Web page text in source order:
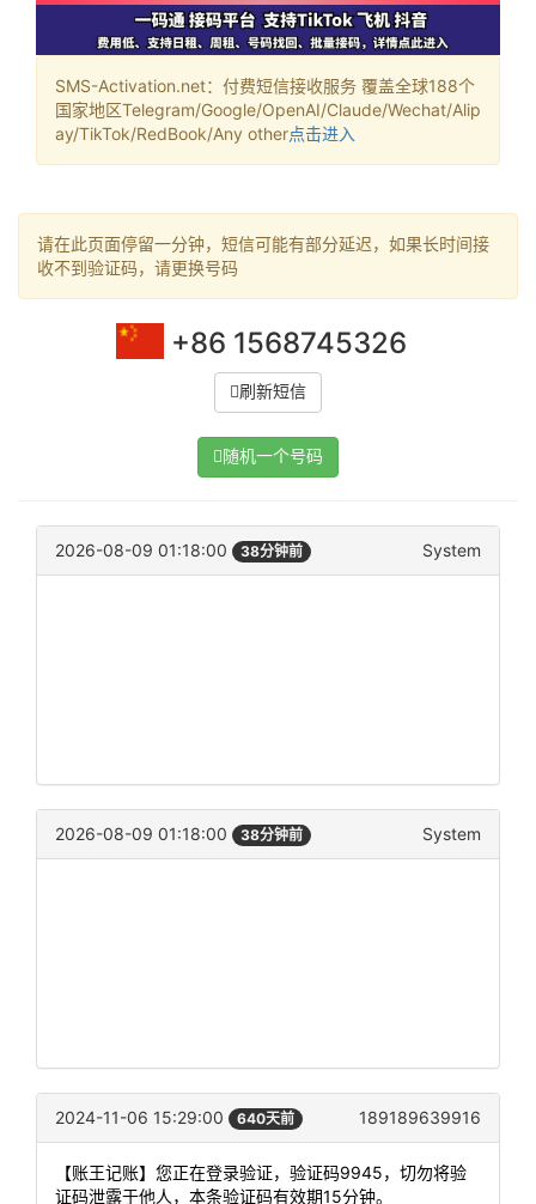
SMS-Activation.net：付费短信接收服务 覆盖全球188个
国家地区Telegram/Google/OpenAI/Claude/Wechat/Alip
ay/TikTok/RedBook/Any other点击进入
请在此页面停留一分钟，短信可能有部分延迟，如果长时间接
收不到验证码，请更换号码
+86 1568745326
刷新短信
随机一个号码
2026-08-09 01:18:00 38分钟前 System
2026-08-09 01:18:00 38分钟前 System
2024-11-06 15:29:00 640天前 189189639916
【账王记账】您正在登录验证，验证码9945，切勿将验
证码泄露于他人，本条验证码有效期15分钟。